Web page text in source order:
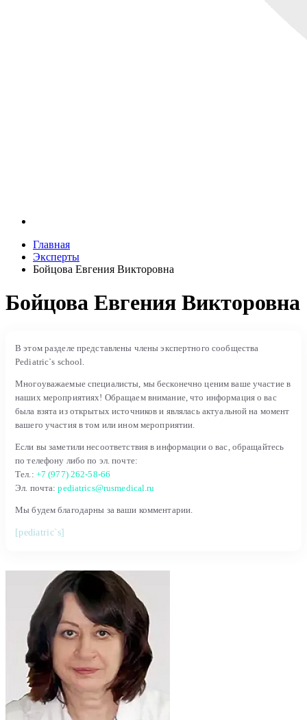
Главная
Эксперты
Бойцова Евгения Викторовна
Бойцова Евгения Викторовна
В этом разделе представлены члены экспертного сообщества
Pediatric`s school.
Многоуважаемые специалисты, мы бесконечно ценим ваше участие в
наших мероприятиях! Обращаем внимание, что информация о вас
была взята из открытых источников и являлась актуальной на момент
вашего участия в том или ином мероприятии.
Если вы заметили несоответствия в информации о вас, обращайтесь
по телефону либо по эл. почте:
Тел.: +7 (977) 262-58-66
Эл. почта:pediatrics@rusmedical.ru
Мы будем благодарны за ваши комментарии.
[pediatric`s]